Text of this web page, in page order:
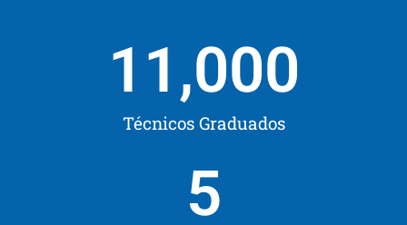
Técnicos Graduados
11,000
5